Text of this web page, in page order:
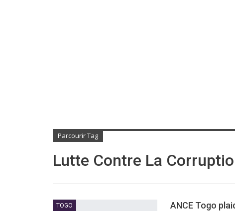
Parcourir Tag
Lutte Contre La
TOGO
ANCE Togo